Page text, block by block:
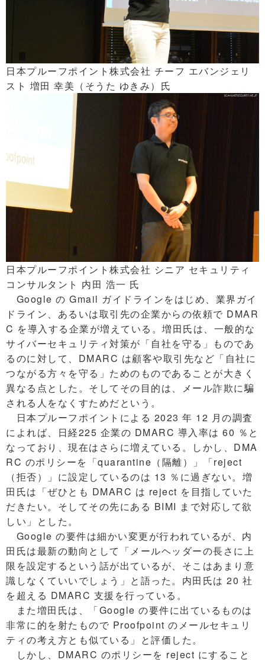
日本プルーフポイント株式会社 チーフ エバンジェリ
スト 増田 幸美（そうた ゆきみ）氏
日本プルーフポイント株式会社 シニア セキュリティ
コンサルタント 内田 浩一 氏
Google の Gmail ガイドラインをはじめ、業界ガイ
ドライン、あるいは取引先の企業からの依頼で DMAR
C を導入する企業が増えている。増田氏は、一般的な
サイバーセキュリティ対策が「自社を守る」ものであ
るのに対して、DMARC は顧客や取引先など「自社に
つながる方々を守る」ためのものであることが大きく
異なる点とした。そしてその目的は、メール詐欺に騙
される人をなくすためだという。
日本プルーフポイントによる 2023 年 12 月の調査
によれば、日経225 企業の DMARC 導入率は 60 ％と
なっており、現在はさらに増えている。しかし、DMA
RC のポリシーを「quarantine（隔離）」「reject
（拒否）」に設定しているのは 13 ％に過ぎない。増
田氏は「ぜひとも DMARC は reject を目指していた
だきたい。そしてその先にある BIMI まで対応して欲
しい」とした。
Google の要件は細かい変更が行われているが、内
田氏は最新の動向として「メールヘッダーの長さに上
限を設定するという話が出ているが、そこはあまり意
識しなくていいでしょう」と語った。内田氏は 20 社
を超える DMARC 支援を行っている。
また増田氏は、「Google の要件に出ているものは
非常に的を射たもので Proofpoint のメールセキュリ
ティの考え方とも似ている」と評価した。
しかし、DMARC のポリシーを reject にすること